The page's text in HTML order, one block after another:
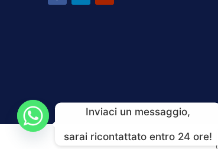
Inviaci un messaggio,
sarai ricontattato entro 24 ore!